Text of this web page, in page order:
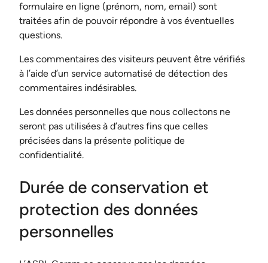
formulaire en ligne (prénom, nom, email) sont
traitées afin de pouvoir répondre à vos éventuelles
questions.
Les commentaires des visiteurs peuvent être vérifiés
à l’aide d’un service automatisé de détection des
commentaires indésirables.
Les données personnelles que nous collectons ne
seront pas utilisées à d’autres fins que celles
précisées dans la présente politique de
confidentialité.
Durée de conservation et
protection des données
personnelles